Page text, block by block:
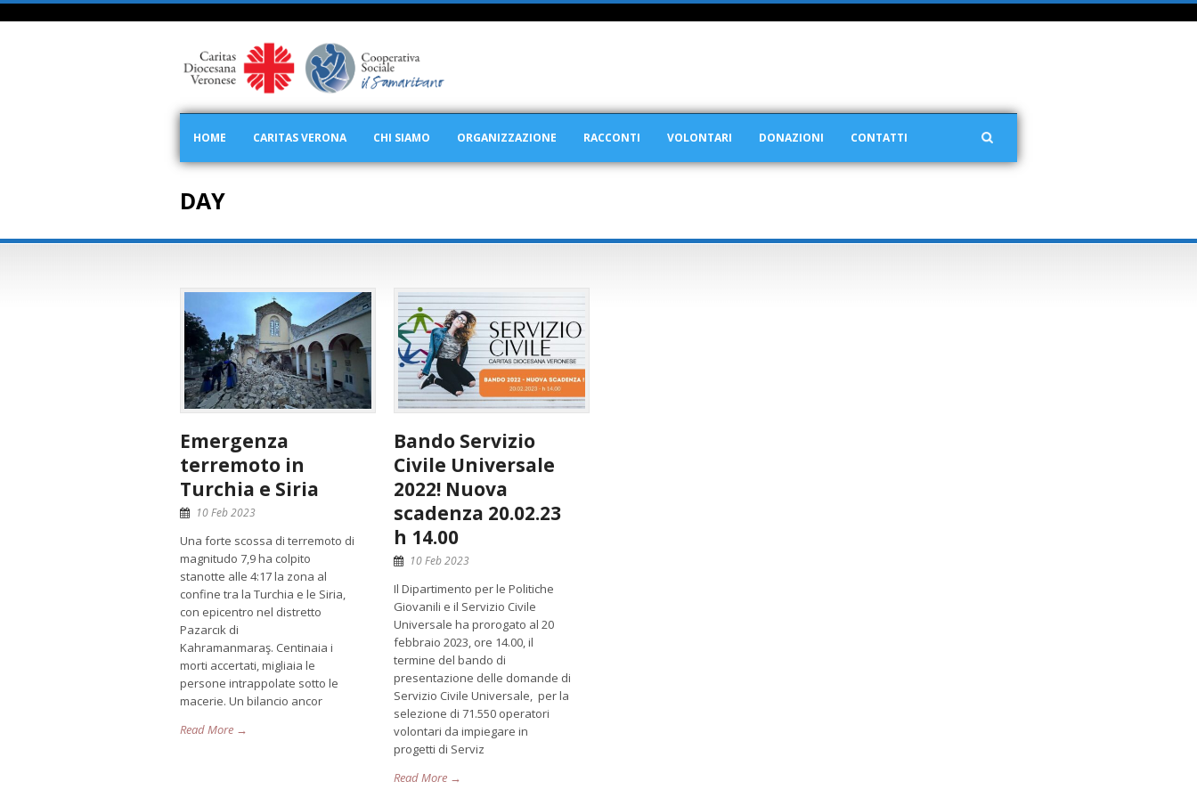
HOME CARITAS VERONA CHI SIAMO ORGANIZZAZIONE RACCONTI VOLONTARI DONAZIONI CONTATTI
DAY
Emergenza
terremoto in
Turchia e Siria
10 Feb 2023
Una forte scossa di terremoto di
magnitudo 7,9 ha colpito
stanotte alle 4:17 la zona al
confine tra la Turchia e le Siria,
con epicentro nel distretto
Pazarcık di
Kahramanmaraş. Centinaia i
morti accertati, migliaia le
persone intrappolate sotto le
macerie. Un bilancio ancor
Read More →
Bando Servizio
Civile Universale
2022! Nuova
scadenza 20.02.23
h 14.00
10 Feb 2023
Il Dipartimento per le Politiche
Giovanili e il Servizio Civile
Universale ha prorogato al 20
febbraio 2023, ore 14.00, il
termine del bando di
presentazione delle domande di
Servizio Civile Universale, per la
selezione di 71.550 operatori
volontari da impiegare in
progetti di Serviz
Read More →